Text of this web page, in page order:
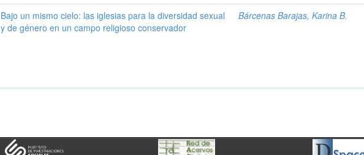
Bajo un mismo cielo: las iglesias para la diversidad sexual
y de género en un campo religioso conservador
Bárcenas Barajas, Karina B.